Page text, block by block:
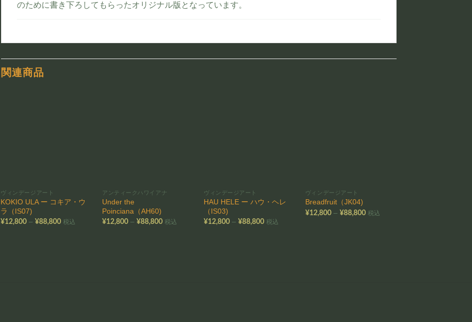
のために書き下ろしてもらったオリジナル版となっています。
関連商品
ヴィンデージアート
KOKIO ULA ー コキア・ウ
ラ（IS07)
¥12,800 –¥88,800価税込
アンティークハワイアナ
Under the
Poinciana（AH60)
¥12,800 –¥88,800価税込
ヴィンデージアート
HAU HELE ー ハウ・ヘレ
（IS03)
¥12,800 –¥88,800価税込
ヴィンデージアート
Breadfruit（JK04)
¥12,800 – ¥88,800価税込